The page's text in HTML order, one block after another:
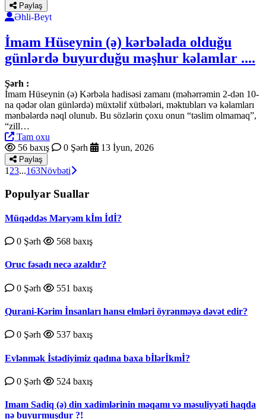
Paylaş
Əhli-Beyt
İmam Hüseynin (ə) kərbəlada olduğu
günlərdə buyurduğu məşhur kəlamlar ....
Şərh :
İmam Hüseynin (ə) Kərbəla hadisəsi zamanı (məhərrəmin 2-dən 10-
na qədər olan günlərdə) müxtəlif xütbələri, məktubları və kəlamları
mənbələrdə nəql olunub. Bu sözlərin çoxu onun “təslim olmamaq”,
“zill…
Tam oxu
56 baxış
0 Şərh 13 İyun, 2026
Paylaş
1 23...163Növbəti
Populyar Suallar
Müqəddəs Məryəm kİm İdİ?
0 Şərh 568 baxış
Oruc fəsadı necə azaldır?
0 Şərh 551 baxış
Qurаni-Kərim İnsаnlаrı hаnsı еlmləri öyrənməyə dəvət еdir?
0 Şərh 537 baxış
Evlənmək İstədiyimiz qadına baxa bİlərİkmİ?
0 Şərh 524 baxış
Imam Sadiq (ə) din xadimlərinin məqamı və məsuliyyəti haqda
nə buyurmuşdur ?!